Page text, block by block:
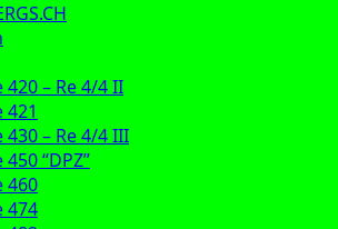
420 – Re 4/4 II
421
430 – Re 4/4 III
450 “DPZ”
460
474